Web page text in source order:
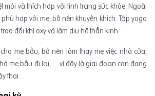
mỏi và thích hợp với tình trạng sức khỏe. Ngoài
hợp với mẹ, bố nên khuyến khích. Tập yoga
đổi khí oxy và làm dịu hệ thần kinh.
mẹ bầu, bố nên làm thay mẹ việc nhà cửa,
mẹ bầu đi lại,… vì đây là giai đoạn con đang
thai.